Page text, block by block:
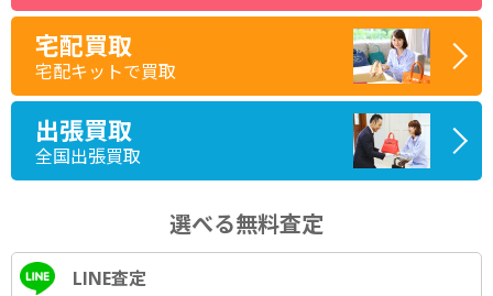
宅配買取
宅配キットで買取
出張買取
全国出張買取
選べる無料査定
LINE査定